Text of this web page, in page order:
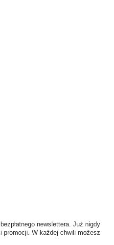
newslettera. Już nigdy
promocji. W każdej chwili możesz